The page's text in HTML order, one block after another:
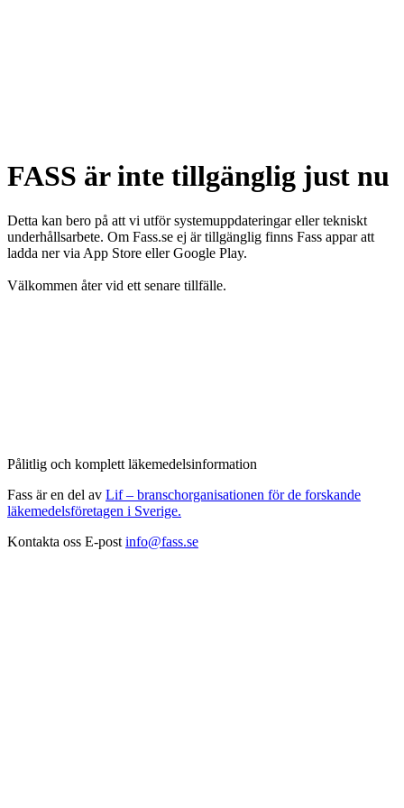
FASS är inte tillgänglig just nu
Detta kan bero på att vi utför systemuppdateringar eller tekniskt
underhållsarbete. Om Fass.se ej är tillgänglig finns Fass appar att
ladda ner via App Store eller Google Play.
Välkommen åter vid ett senare tillfälle.
Pålitlig och komplett läkemedelsinformation
Fass är en del av Lif – branschorganisationen för de forskande
läkemedelsföretagen i Sverige.
Kontakta oss E-post info@fass.se